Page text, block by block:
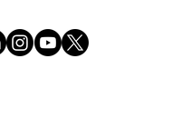
きない」から「どうすれ
きるか」へのシフト：17